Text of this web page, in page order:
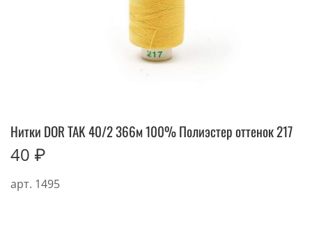
арт. 1495
Нитки DOR TAK 40/2 366м 100% Полиэстер оттенок 217
40 ₽